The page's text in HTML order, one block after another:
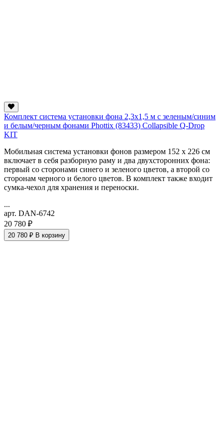
Комплект система установки фона 2,3х1,5 м с зеленым/синим
и белым/черным фонами Phottix (83433) Collapsible Q-Drop
KIT
Мобильная система установки фонов размером 152 х 226 см
включает в себя разборную раму и два двухсторонних фона:
первый со сторонами синего и зеленого цветов, а второй со
сторонам черного и белого цветов. В комплект также входит
сумка-чехол для хранения и переноски.
...
арт. DAN-6742
20 780 ₽
20 780 ₽ В корзину